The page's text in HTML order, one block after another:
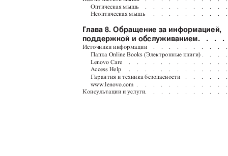
Оптическая мышь
.
.
.
.
.
.
.
.
.
.
.
.
.
.
.
.
.
.
.
Неоптическая мышь
Глава 8. Обращение за информацией,
поддержкой и обслуживанием.
. . .
Источники информации . . . . . . .
.
.
.
.
.
.
.
.
.
.
.
.
.
.
Папка Online Books (Электронные книги) .
Lenovo Care
Access Help
.
.
.
.
.
.
.
.
.
.
.
.
.
.
.
.
.
.
.
.
.
.
.
.
.
.
.
.
.
Гарантия и техника безопасности
www.lenovo.com .
.
.
.
.
.
.
.
.
.
Консультации и услуги.